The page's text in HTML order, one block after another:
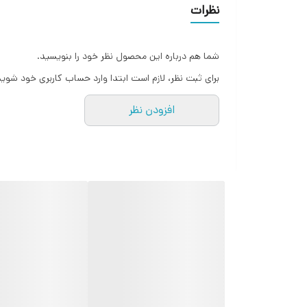
نظرات
شما هم درباره این محصول نظر خود را بنویسید.
برای ثبت نظر، لازم است ابتدا وارد حساب کاربری خود
افزودن نظر